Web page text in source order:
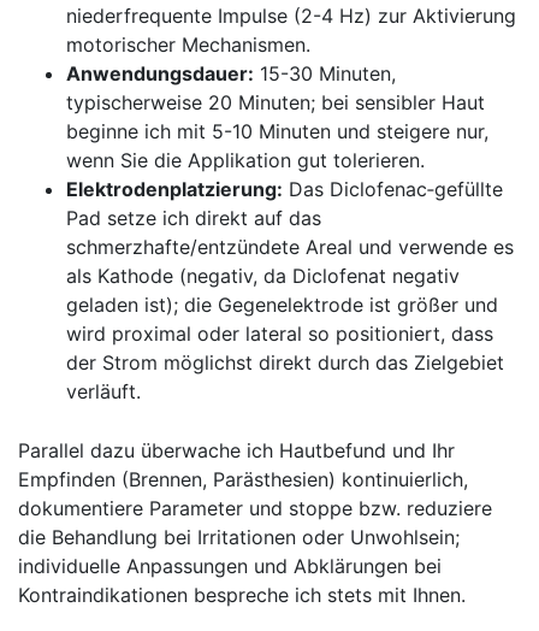
niederfrequente Impulse (2-4 Hz) zur Aktivierung
motorischer Mechanismen.
Anwendungsdauer: 15-30 Minuten,
typischerweise⁤ 20 Minuten; bei sensibler Haut
beginne‍ ich mit 5-10 Minuten und steigere nur,
wenn Sie die Applikation gut tolerieren.
Elektrodenplatzierung: Das Diclofenac‑gefüllte
Pad setze ich direkt auf das
schmerzhafte/entzündete Areal und verwende es
als Kathode (negativ, da Diclofenat negativ
geladen ist); die Gegenelektrode ist größer und
wird ‌proximal oder lateral so positioniert, ​dass
der Strom möglichst direkt durch⁤ das Zielgebiet
verläuft.
Parallel dazu überwache ich Hautbefund und Ihr
Empfinden (Brennen, Parästhesien) kontinuierlich,
dokumentiere Parameter und stoppe bzw. reduziere
die Behandlung bei Irritationen oder Unwohlsein;
individuelle Anpassungen und Abklärungen bei
Kontraindikationen bespreche ich stets mit Ihnen.